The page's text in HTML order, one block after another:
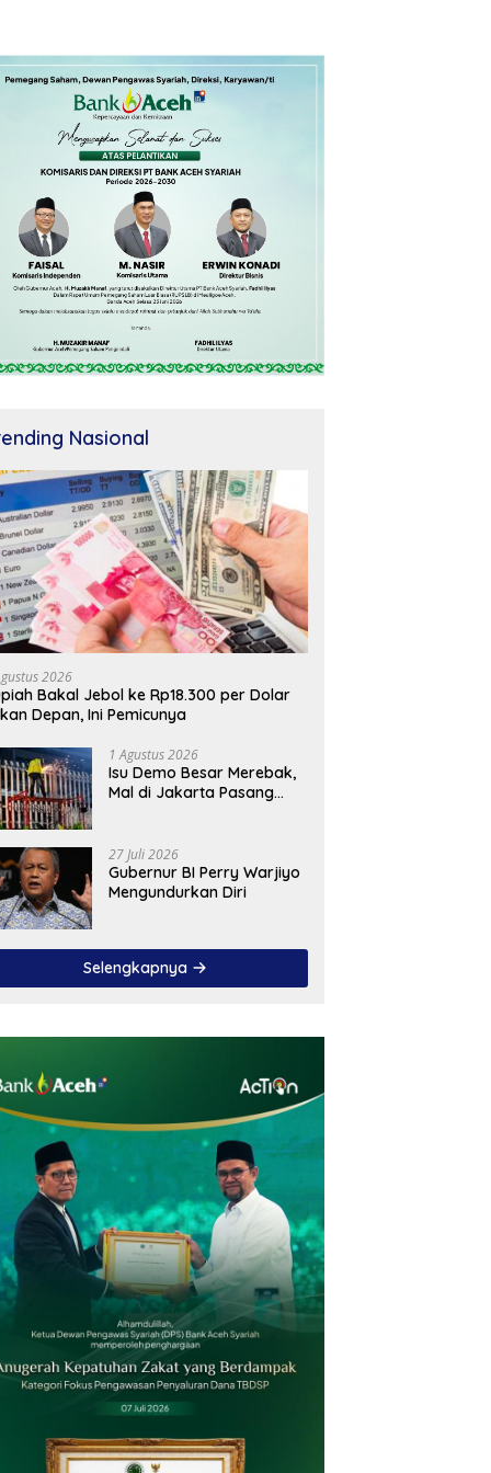
Nasional
2026
Bakal Jebol ke Rp18.300 per Dolar
Depan, Ini Pemicunya
1 Agustus 2026
Isu Demo Besar Merebak,
Mal di Jakarta Pasang
27 Juli 2026
Gubernur BI Perry Warjiyo
Mengundurkan Diri
Selengkapnya